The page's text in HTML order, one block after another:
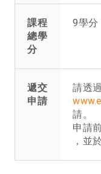
課程
總學
分
9學分
遞交
申請
請透
請。
申請
，並